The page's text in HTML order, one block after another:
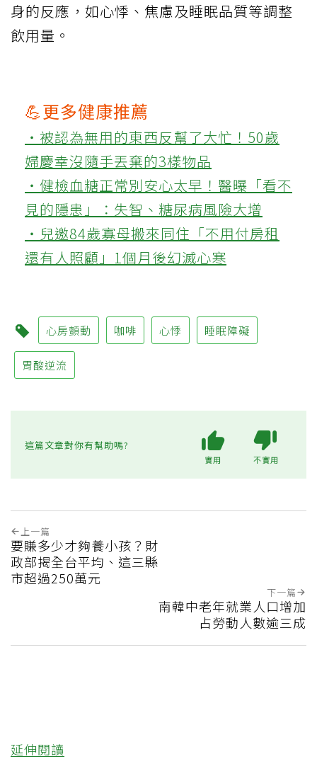
身的反應，如心悸、焦慮及睡眠品質等調整
飲用量。
💪更多健康推薦
‧被認為無用的東西反幫了大忙！50歲
婦慶幸沒隨手丟棄的3樣物品
‧健檢血糖正常別安心太早！醫曝「看不
見的隱患」：失智、糖尿病風險大增
‧兒邀84歲寡母搬來同住「不用付房租
還有人照顧」1個月後幻滅心寒
心房顫動 咖啡 心悸 睡眠障礙
胃酸逆流
這篇文章對你有幫助嗎?
實用 不實用
上一篇
要賺多少才夠養小孩？財
政部揭全台平均、這三縣
市超過250萬元
下一篇
南韓中老年就業人口增加
占勞動人數逾三成
延伸閱讀